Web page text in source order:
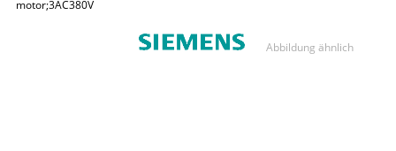
motor; 3AC 380V
Abbildung ähnlich